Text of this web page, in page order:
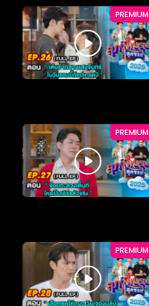
PREMIUM
PREMIUM
PREMIUM